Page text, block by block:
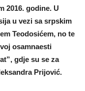
2016. godine. U
u vezi sa srpskim
Teodosićem, no te
osamnaesti
gdje su se za
Prijović.